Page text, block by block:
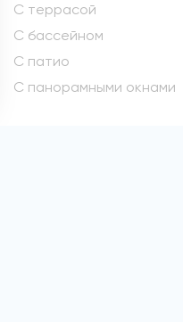
С террасой
С бассейном
С патио
С панорамными окнами